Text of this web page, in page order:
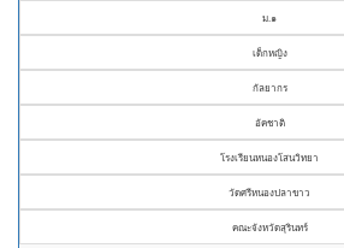
ม.๑
เด็กหญิง
กัลยากร
อัคชาติ
โรงเรียนหนองโสนวิทยา
วัดศรีหนองปลาขาว
คณะจังหวัดสุรินทร์